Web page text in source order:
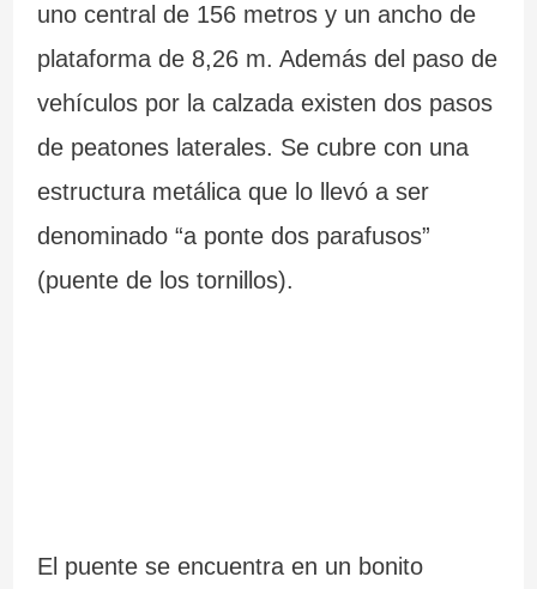
uno central de 156 metros y un ancho de
plataforma de 8,26 m. Además del paso de
vehículos por la calzada existen dos pasos
de peatones laterales. Se cubre con una
estructura metálica que lo llevó a ser
denominado “a ponte dos parafusos”
(puente de los tornillos).
El puente se encuentra en un bonito